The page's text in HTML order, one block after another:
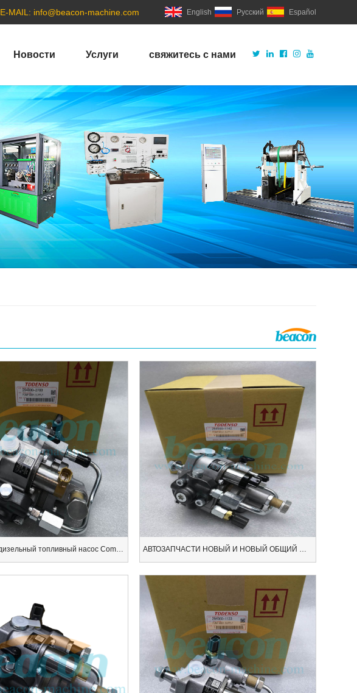
E-MAIL: info@beacon-machine.com English Русский Español
Новости Услуги свяжитесь с нами
Подлинный дизельный топливный насос Common Rail 294000-2700. АВТОЗАПЧАСТИ НОВЫЙ И НОВЫЙ ОБЩИЙ ЖЕЛЕЗНОДОРОЖНЫЙ НАСОС 294000-1142